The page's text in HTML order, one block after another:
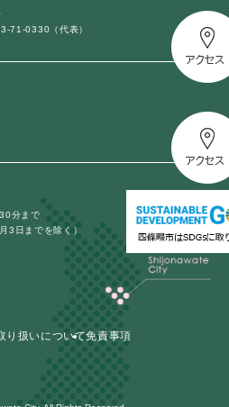
71-0330（代表）
分まで
3日までを除く）
り扱いについて免責事項